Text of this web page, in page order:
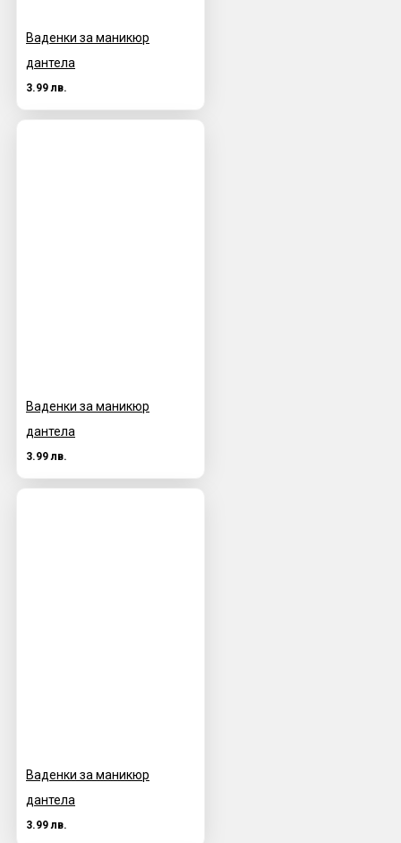
Ваденки за маникюр
дантела
3.99 лв.
Ваденки за маникюр
дантела
3.99 лв.
Ваденки за маникюр
дантела
3.99 лв.